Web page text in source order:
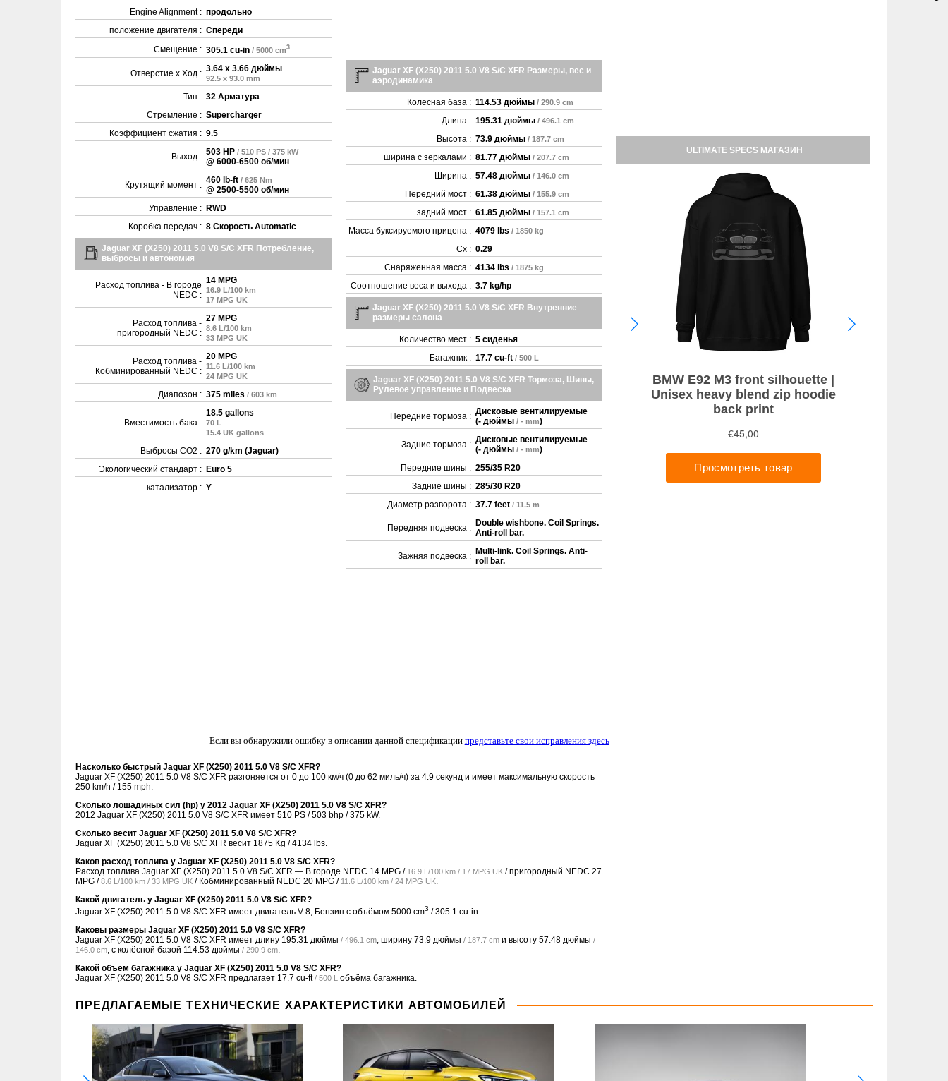
Engine Alignment : продольно
положение двигателя : Спереди
Смещение : 305.1 cu-in / 5000 cm3
Отверстие x Ход : 3.64 x 3.66 дюймы
92.5 x 93.0 mm
Тип : 32 Арматура
Стремление : Supercharger
Коэффициент сжатия : 9.5
Выход : 503 HP / 510 PS / 375 kW
@ 6000-6500 об/мин
Крутящий момент : 460 lb-ft / 625 Nm
@ 2500-5500 об/мин
Управление : RWD
Коробка передач : 8 Скорость Automatic
Jaguar XF (X250) 2011 5.0 V8 S/C XFR Потребление,
выбросы и автономия
Расход топлива - В городе
NEDC :
14 MPG
16.9 L/100 km
17 MPG UK
Расход топлива -
пригородный NEDC :
27 MPG
8.6 L/100 km
33 MPG UK
Расход топлива -
Кобминированный NEDC :
20 MPG
11.6 L/100 km
24 MPG UK
Диапозон : 375 miles / 603 km
Вместимость бака :
18.5 gallons
70 L
15.4 UK gallons
Выбросы CO2 : 270 g/km (Jaguar)
Экологический стандарт : Euro 5
катализатор : Y
Jaguar XF (X250) 2011 5.0 V8 S/C XFR Размеры, вес и
аэродинамика
Колесная база : 114.53 дюймы / 290.9 cm
Длина : 195.31 дюймы / 496.1 cm
Высота : 73.9 дюймы / 187.7 cm
ширина с зеркалами : 81.77 дюймы / 207.7 cm
Ширина : 57.48 дюймы / 146.0 cm
Передний мост : 61.38 дюймы / 155.9 cm
задний мост : 61.85 дюймы / 157.1 cm
Масса буксируемого прицепа : 4079 lbs / 1850 kg
Cx : 0.29
Снаряженная масса : 4134 lbs / 1875 kg
Соотношение веса и выхода : 3.7 kg/hp
Jaguar XF (X250) 2011 5.0 V8 S/C XFR Внутренние
размеры салона
Количество мест : 5 сиденья
Багажник : 17.7 cu-ft / 500 L
Jaguar XF (X250) 2011 5.0 V8 S/C XFR Тормоза, Шины,
Рулевое управление и Подвеска
Передние тормоза : Дисковые вентилируемые
(- дюймы / - mm)
Задние тормоза : Дисковые вентилируемые
(- дюймы / - mm)
Передние шины : 255/35 R20
Задние шины : 285/30 R20
Диаметр разворота : 37.7 feet / 11.5 m
Передняя подвеска : Double wishbone. Coil Springs.
Anti-roll bar.
Зажняя подвеска : Multi-link. Coil Springs. Anti-
roll bar.
Если вы обнаружили ошибку в описании данной спецификации представьте свои исправления здесь
Насколько быстрый Jaguar XF (X250) 2011 5.0 V8 S/C XFR?
Jaguar XF (X250) 2011 5.0 V8 S/C XFR разгоняется от 0 до 100 км/ч (0 до 62 миль/ч) за 4.9 секунд и имеет максимальную скорость
250 km/h / 155 mph.
Сколько лошадиных сил (hp) у 2012 Jaguar XF (X250) 2011 5.0 V8 S/C XFR?
2012 Jaguar XF (X250) 2011 5.0 V8 S/C XFR имеет 510 PS / 503 bhp / 375 kW.
Сколько весит Jaguar XF (X250) 2011 5.0 V8 S/C XFR?
Jaguar XF (X250) 2011 5.0 V8 S/C XFR весит 1875 Kg / 4134 lbs.
Каков расход топлива у Jaguar XF (X250) 2011 5.0 V8 S/C XFR?
Расход топлива Jaguar XF (X250) 2011 5.0 V8 S/C XFR — В городе NEDC 14 MPG / 16.9 L/100 km / 17 MPG UK / пригородный NEDC 27
MPG /8.6 L/100 km / 33 MPG UK / Кобминированный NEDC 20 MPG / 11.6 L/100 km / 24 MPG UK.
Какой двигатель у Jaguar XF (X250) 2011 5.0 V8 S/C XFR?
Jaguar XF (X250) 2011 5.0 V8 S/C XFR имеет двигатель V 8, Бензин с объёмом 5000 cm3 / 305.1 cu-in.
Каковы размеры Jaguar XF (X250) 2011 5.0 V8 S/C XFR?
Jaguar XF (X250) 2011 5.0 V8 S/C XFR имеет длину 195.31 дюймы / 496.1 cm, ширину 73.9 дюймы / 187.7 cm и высоту 57.48 дюймы /
146.0 cm, с колёсной базой 114.53 дюймы / 290.9 cm.
Какой объём багажника у Jaguar XF (X250) 2011 5.0 V8 S/C XFR?
Jaguar XF (X250) 2011 5.0 V8 S/C XFR предлагает 17.7 cu-ft / 500 L объёма багажника.
ULTIMATE SPECS МАГАЗИН
ПРЕДЛАГАЕМЫЕ ТЕХНИЧЕСКИЕ ХАРАКТЕРИСТИКИ АВТОМОБИЛЕЙ